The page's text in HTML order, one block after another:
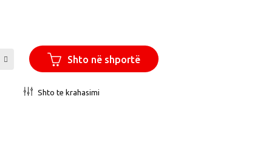
Shto në shportë
Shto te krahasimi